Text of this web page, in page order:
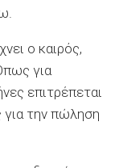
ο καιρός,
για
επιτρέπεται
για την πώληση